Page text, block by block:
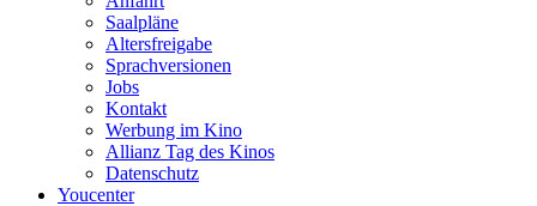
Saalpläne
Altersfreigabe
Sprachversionen
Jobs
Kontakt
Werbung im Kino
Allianz Tag des Kinos
Datenschutz
Youcenter